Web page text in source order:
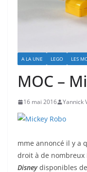
A LA UNE LEGO LES
MOC –
16 mai 2016 Yannick
mme annoncé il y a
droit à de nombreux
Disneydisponibles